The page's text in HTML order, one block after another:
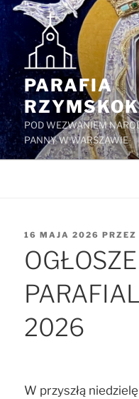
Przejdź
treści
PARAFIA
POD WEZWANIEM
PANNY W WARSZAWIE
OPUBLIKOWANE
16 MAJA 2026 PRZEZ
2026
W przyszłą